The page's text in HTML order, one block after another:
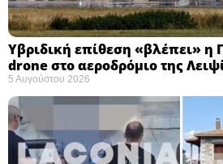
Υβριδική επίθεση «βλέπει» η
drone στο αεροδρόμιο της
5 Αυγούστου 2026